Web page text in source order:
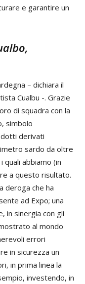
e garantire un
– dichiara il
Cualbu -. Grazie
di squadra con la
simbolo
derivati
sardo da oltre
quali abbiamo (in
a questo risultato.
deroga che ha
ad Expo; una
in sinergia con gli
al mondo
errori
in sicurezza un
in prima linea la
investendo, in